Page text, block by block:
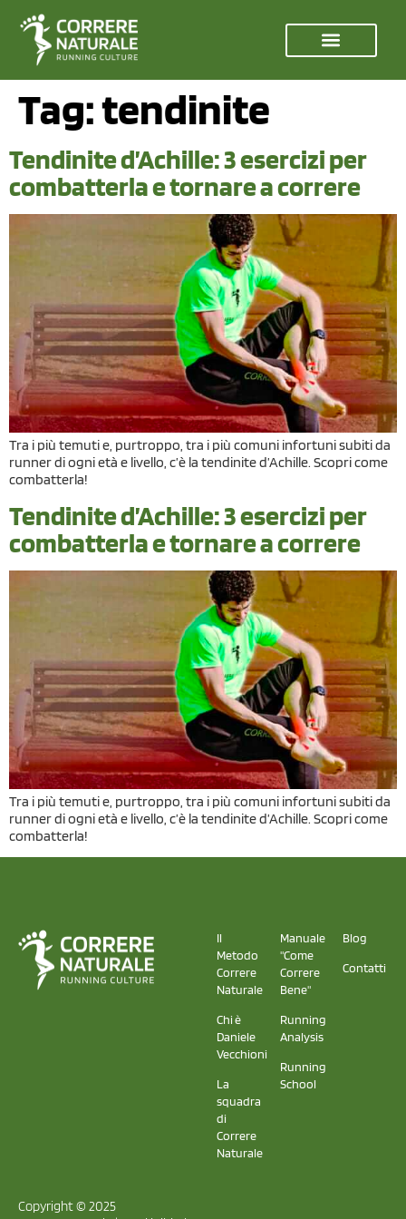
Tag:tendinite
Tendinite d’Achille: 3 esercizi per
combatterla e tornare a correre
Tra i più temuti e, purtroppo, tra i più comuni infortuni subiti da
runner di ogni età e livello, c’è la tendinite d’Achille. Scopri come
combatterla!
Tendinite d’Achille: 3 esercizi per
combatterla e tornare a correre
Tra i più temuti e, purtroppo, tra i più comuni infortuni subiti da
runner di ogni età e livello, c’è la tendinite d’Achille. Scopri come
combatterla!
Il
Metodo
Correre
Naturale
Chi è
Daniele
Vecchioni
La
squadra
di
Correre
Naturale
Manuale
"Come
Correre
Bene"
Running
Analysis
Running
School
Blog
Contatti
Copyright © 2025